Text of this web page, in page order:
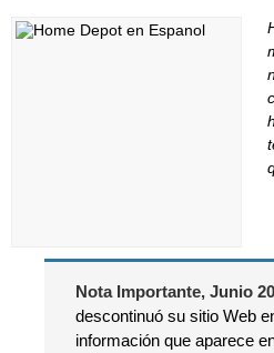
Nota Importante, Junio
descontinuó su sitio Web
información que aparece